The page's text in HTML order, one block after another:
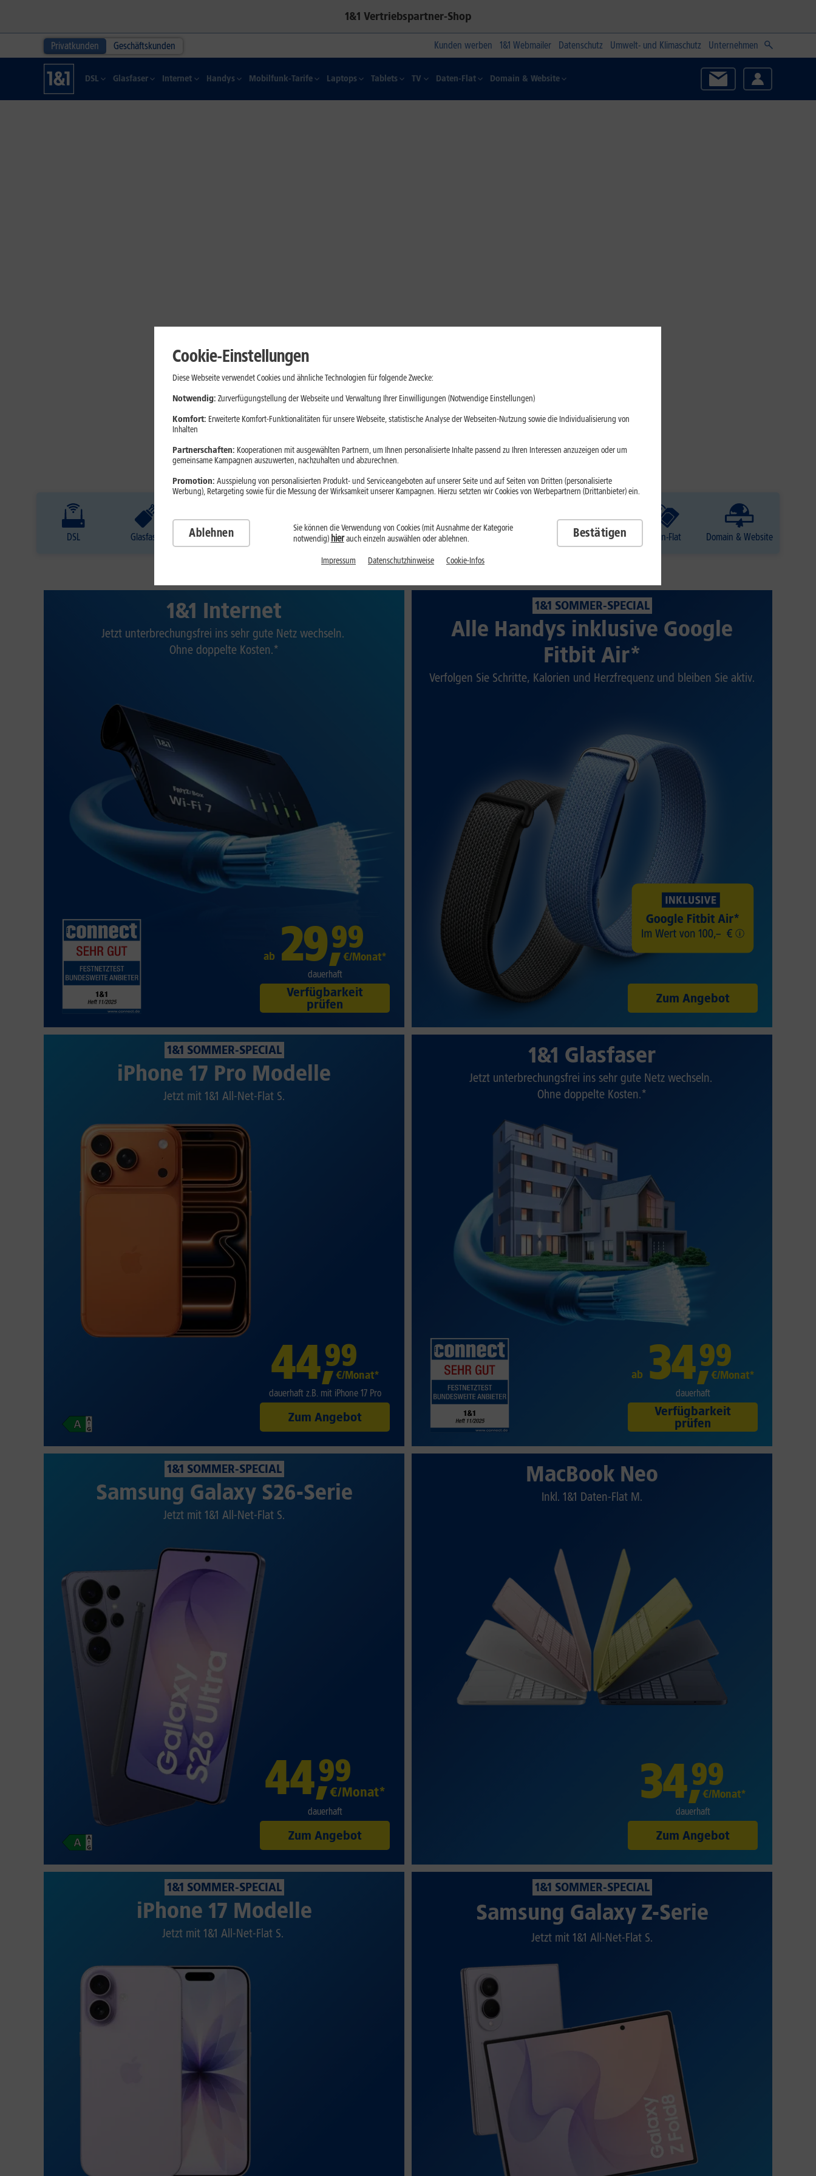
1&1 Vertriebspartner-Shop
Privatkunden Geschäftskunden Kunden werben 1&1 Webmailer Datenschutz Umwelt- und Klimaschutz Unternehmen
DSL Glasfaser Internet Handys Mobilfunk-Tarife Laptops Tablets TV Daten-Flat Domain & Website
DSL Glasfaser Internet Handys Mobilfunk-Tarife Laptops TV Daten-Flat Domain & Website
1&1 Internet
Jetzt unterbrechungsfrei ins sehr gute Netz wechseln.
Ohne doppelte Kosten.*
ab 29,99
€/Monat*
dauerhaft
Verfügbarkeit
prüfen
1&1 SOMMER-SPECIAL
Alle Handys inklusive Google
Fitbit Air*
Verfolgen Sie Schritte, Kalorien und Herzfrequenz und bleiben Sie aktiv.
Zum Angebot
1&1 SOMMER-SPECIAL
iPhone 17 Pro Modelle
Jetzt mit 1&1 All-Net-Flat S.
44,99
€/Monat*
dauerhaft z.B. mit iPhone 17 Pro
Zum Angebot
1&1 Glasfaser
Jetzt unterbrechungsfrei ins sehr gute Netz wechseln.
Ohne doppelte Kosten.*
ab 34,99
€/Monat*
dauerhaft
Verfügbarkeit
prüfen
1&1 SOMMER-SPECIAL
Samsung Galaxy S26-Serie
Jetzt mit 1&1 All-Net-Flat S.
44,99
€/Monat*
dauerhaft
Zum Angebot
MacBook Neo
Inkl. 1&1 Daten-Flat M.
34,99
€/Monat*
dauerhaft
Zum Angebot
1&1 SOMMER-SPECIAL
iPhone 17 Modelle
Jetzt mit 1&1 All-Net-Flat S.
1&1 SOMMER-SPECIAL
Samsung Galaxy Z-Serie
Jetzt mit 1&1 All-Net-Flat S.
Cookie-Einstellungen
Diese Webseite verwendet Cookies und ähnliche Technologien für folgende Zwecke:
Notwendig: Zurverfügungstellung der Webseite und Verwaltung Ihrer Einwilligungen (Notwendige Einstellungen)
Komfort: Erweiterte Komfort-Funktionalitäten für unsere Webseite, statistische Analyse der Webseiten-Nutzung sowie die Individualisierung von
Inhalten
Partnerschaften: Kooperationen mit ausgewählten Partnern, um Ihnen personalisierte Inhalte passend zu Ihren Interessen anzuzeigen oder um
gemeinsame Kampagnen auszuwerten, nachzuhalten und abzurechnen.
Promotion: Ausspielung von personalisierten Produkt- und Serviceangeboten auf unserer Seite und auf Seiten von Dritten (personalisierte
Werbung), Retargeting sowie für die Messung der Wirksamkeit unserer Kampagnen. Hierzu setzten wir Cookies von Werbepartnern (Drittanbieter) ein.
Ablehnen
Sie können die Verwendung von Cookies (mit Ausnahme der Kategorie
notwendig) hierauch einzeln auswählen oder ablehnen. Bestätigen
Impressum Datenschutzhinweise Cookie-Infos